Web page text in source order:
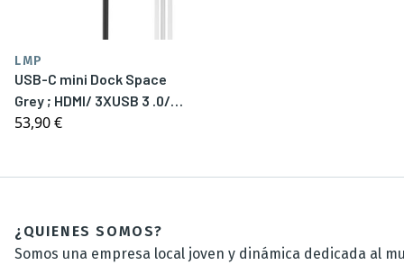
LMP
USB-C mini Dock Space
Grey ; HDMI/ 3XUSB 3 .0/
ethernet/ SD/MicroSD
53,90 €
¿QUIENES SOMOS?
Somos una empresa local joven y dinámica dedicada al